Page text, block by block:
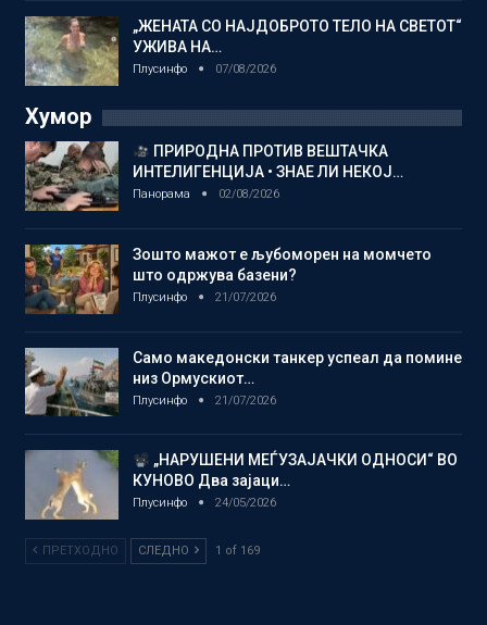
„ЖЕНАТА СО НАЈДОБРОТО ТЕЛО НА СВЕТОТ“
УЖИВА НА…
Плусинфо 07/08/2026
Хумор
ПРИРОДНА ПРОТИВ ВЕШТАЧКА
ИНТЕЛИГЕНЦИЈА • ЗНАЕ ЛИ НЕКОЈ…
Панорама 02/08/2026
Зошто мажот е љубоморен на момчето
што одржува базени?
Плусинфо 21/07/2026
Само македонски танкер успеал да помине
низ Ормускиот…
Плусинфо 21/07/2026
„НАРУШЕНИ МЕЃУЗАЈАЧКИ ОДНОСИ“ ВО
КУНОВО Два зајаци…
Плусинфо 24/05/2026
ПРЕТХОДНО СЛЕДНО 1 of 169